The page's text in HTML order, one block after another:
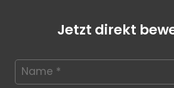
Jetzt direkt